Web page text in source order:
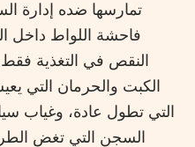
تمارسها ضده إدارة
فاحشة اللواط داخل
النقص في التغذية
الكبت والحرمان التي
التي تطول عادة، وغياب
السجن التي تغض